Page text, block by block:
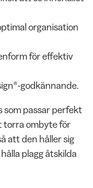
organisation
för effektiv
godkännande.
som passar perfekt
torra ombyte för
att den håller sig
plagg åtskilda